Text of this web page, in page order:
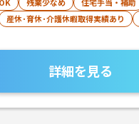
産休･育休･介護休暇取得実績あり
詳細を見る